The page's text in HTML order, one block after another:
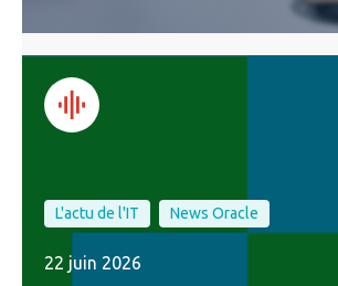
L'actu de l'IT News Oracle
22 juin 2026